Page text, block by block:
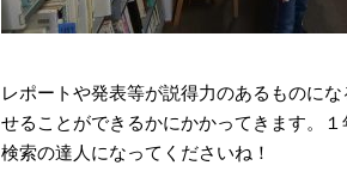
レポートや発表等が説得力のあるものに
せることができるかにかかってきます。
検索の達人になってくださいね！